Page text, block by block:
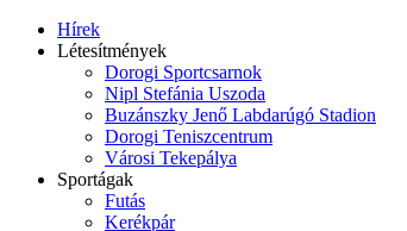
Hírek
Létesítmények
Dorogi Sportcsarnok
Nipl Stefánia Uszoda
Buzánszky Jenő Labdarúgó Stadion
Dorogi Teniszcentrum
Városi Tekepálya
Sportágak
Futás
Kerékpár